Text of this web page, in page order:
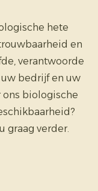
hete
en
verantwoorde
bedrijf en uw
ons biologische
graag verder.